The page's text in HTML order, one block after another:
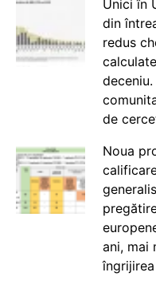
Unici în
din
redus
de
Noua
ani, mai